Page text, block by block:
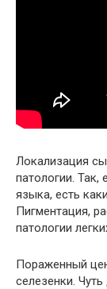
Локализация
патологии. Так,
языка, есть
Пигментация,
патологии
Пораженный
селезенки.